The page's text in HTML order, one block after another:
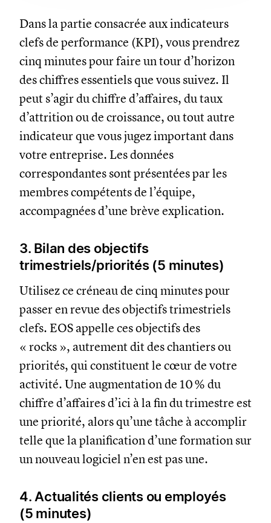
Dans la partie consacrée aux indicateurs
clefs de performance (KPI), vous prendrez
cinq minutes pour faire un tour d’horizon
des chiffres essentiels que vous suivez. Il
peut s’agir du chiffre d’affaires, du taux
d’attrition ou de croissance, ou tout autre
indicateur que vous jugez important dans
votre entreprise. Les données
correspondantes sont présentées par les
membres compétents de l’équipe,
accompagnées d’une brève explication.
3. Bilan des objectifs
trimestriels/priorités (5 minutes)
Utilisez ce créneau de cinq minutes pour
passer en revue des objectifs trimestriels
clefs. EOS appelle ces objectifs des
« rocks », autrement dit des chantiers ou
priorités, qui constituent le cœur de votre
activité. Une augmentation de 10 % du
chiffre d’affaires d’ici à la fin du trimestre est
une priorité, alors qu’une tâche à accomplir
telle que la planification d’une formation sur
un nouveau logiciel n’en est pas une.
4. Actualités clients ou employés
(5 minutes)